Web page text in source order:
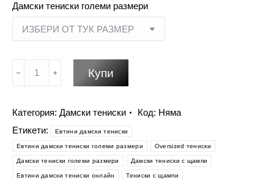
Дамски тениски големи размери
тениска
с
щампа
Танцуващи
Купи
Категория: Дамски тениски Код: Няма
Етикети:
Eвтини дамски тениски
Eвтини дамски тениски големи размери Oversized тениски
Дамски тениски големи размери Дамски тениски с щампи
Евтини дамски тениски онлайн Тениски с щампи